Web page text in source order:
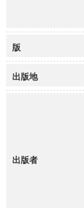
版
出版地
出版者